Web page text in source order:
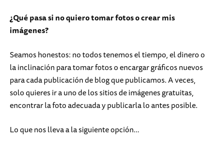
¿Qué pasa si no quiero tomar fotos o crear mis
imágenes?
Seamos honestos: no todos tenemos el tiempo, el dinero o
la inclinación para tomar fotos o encargar gráficos nuevos
para cada publicación de blog que publicamos. A veces,
solo quieres ir a uno de los sitios de imágenes gratuitas,
encontrar la foto adecuada y publicarla lo antes posible.
Lo que nos lleva a la siguiente opción…